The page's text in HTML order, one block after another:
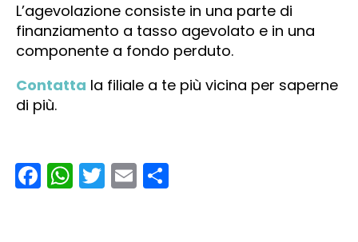
L’agevolazione consiste in una parte di
finanziamento a tasso agevolato e in una
componente a fondo perduto.
Contatta la filiale a te più vicina per saperne
di più.
Facebook
WhatsApp
Twitter
Email